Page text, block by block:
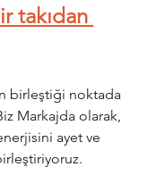
takıdan
birleştiği noktada
Markajda olarak,
ayet ve